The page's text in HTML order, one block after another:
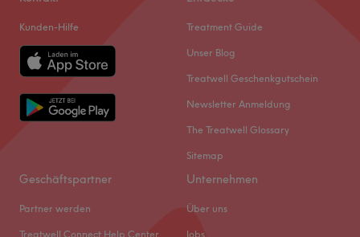
Kunden-Hilfe Treatment Guide
Unser Blog
Treatwell Geschenkgutschein
Newsletter Anmeldung
The Treatwell Glossary
Sitemap
Geschäftspartner
Partner werden
Treatwell Connect Help Center
Unternehmen
Über uns
Jobs